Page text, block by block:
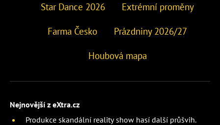
Star Dance 2026 Extrémní proměny
Farma Česko Prázdniny 2026/27
Houbová mapa
Nejnovější z eXtra.cz
Produkce skandální reality show hasí další průšvih.